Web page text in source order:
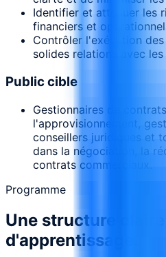
Identifier et atténuer les
financiers et
Contrôler l'exécution
solides relations avec
Public cible
Gestionnaires de
l'approvisionnement,
conseillers juridiques et
dans la négociation, la
contrats commerciaux.
Programme
Une structure
d'apprentissage.